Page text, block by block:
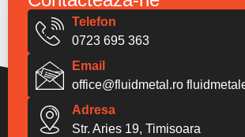
Telefon
0723 695 363
Email
office@fluidmetal.ro
Adresa
Str. Aries 19, Timisoara